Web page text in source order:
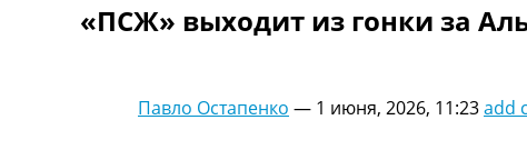
Последние комментарии
Рейтинги
«ПСЖ» выходит из гонки за
Павло Остапенко — 1 июня, 2026, 11:23add